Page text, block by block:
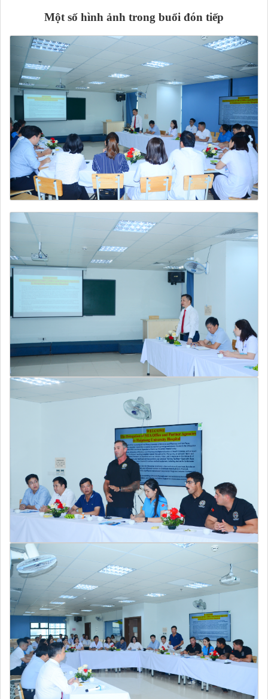
Một số hình ảnh trong buổi đón tiếp